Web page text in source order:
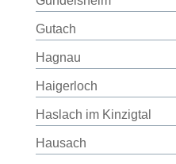
Gutach
Hagnau
Haigerloch
Haslach im Kinzigtal
Hausach